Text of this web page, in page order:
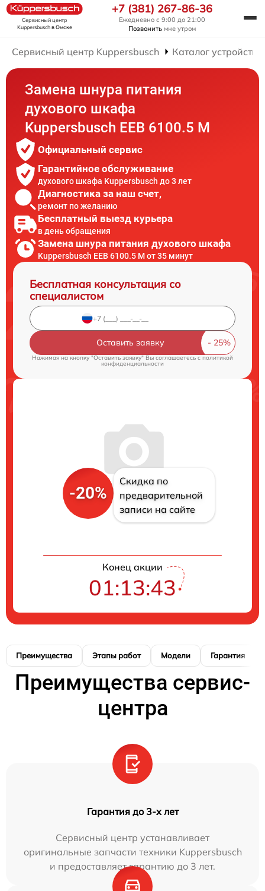
Сервисный центр
Kuppersbuschв Омске
+7 (381) 267-86-36
Ежедневно с 9:00 до 21:00
Позвонить мне утром
Сервисный центр Kuppersbusch Каталог устройств
Замена шнура питания
духового шкафа
Kuppersbusch EEB 6100.5 M
Официальный сервис
Гарантийное обслуживание
духового шкафа Kuppersbusch до 3 лет
Диагностика за наш счет,
ремонт по желанию
Бесплатный выезд курьера
в день обращения
Замена шнура питания духового шкафа
Kuppersbusch EEB 6100.5 M от 35 минут
Бесплатная консультация со
специалистом
Оставить заявку
Нажимая на кнопку "Оставить заявку" Вы соглашаетесь cполитикой
конфиденциальности
-20%
Скидка по
предварительной
записи на сайте
Конец акции
01:13:42
Преимущества Этапы работ Модели Гарантия
Преимущества сервис-
центра
Гарантия до 3-х лет
Сервисный центр устанавливает
оригинальные запчасти техники Kuppersbusch
и предоставляет гарантию до 3 лет.